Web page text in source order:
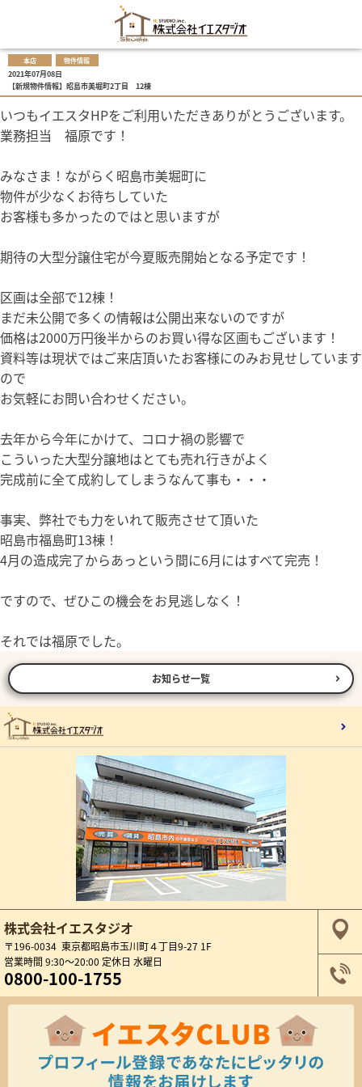
本店 物件情報
2021年07月08日
【新規物件情報】昭島市美堀町2丁目 12棟
いつもイエスタHPをご利用いただきありがとうございます。
業務担当 福原です！
みなさま！ながらく昭島市美堀町に
物件が少なくお待ちしていた
お客様も多かったのではと思いますが
期待の大型分譲住宅が今夏販売開始となる予定です！
区画は全部で12棟！
まだ未公開で多くの情報は公開出来ないのですが
価格は2000万円後半からのお買い得な区画もございます！
資料等は現状ではご来店頂いたお客様にのみお見せしています
ので
お気軽にお問い合わせください。
去年から今年にかけて、コロナ禍の影響で
こういった大型分譲地はとても売れ行きがよく
完成前に全て成約してしまうなんて事も・・・
事実、弊社でも力をいれて販売させて頂いた
昭島市福島町13棟！
4月の造成完了からあっという間に6月にはすべて完売！
ですので、ぜひこの機会をお見逃しなく！
それでは福原でした。
お知らせ一覧
株式会社イエスタジオ
〒196-0034 東京都昭島市玉川町４丁目9-27 1F
営業時間 9:30～20:00 定休日 水曜日
0800-100-1755